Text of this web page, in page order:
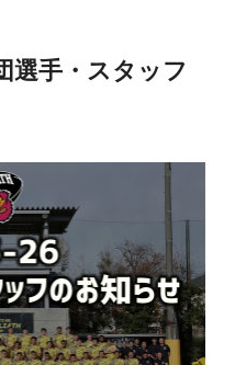
選手・スタッフ